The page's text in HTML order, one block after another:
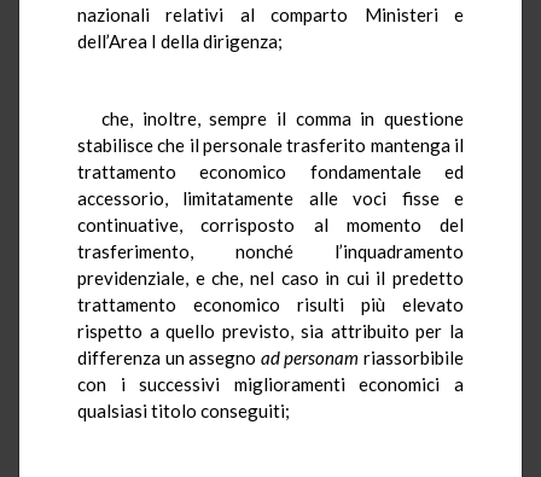
nazionali relativi al comparto Ministeri e
dell’Area I della dirigenza;
che, inoltre, sempre il comma in questione
stabilisce che il personale trasferito mantenga il
trattamento economico fondamentale ed
accessorio, limitatamente alle voci fisse e
continuative, corrisposto al momento del
trasferimento, nonché l’inquadramento
previdenziale, e che, nel caso in cui il predetto
trattamento economico risulti più elevato
rispetto a quello previsto, sia attribuito per la
differenza un assegno ad personam riassorbibile
con i successivi miglioramenti economici a
qualsiasi titolo conseguiti;